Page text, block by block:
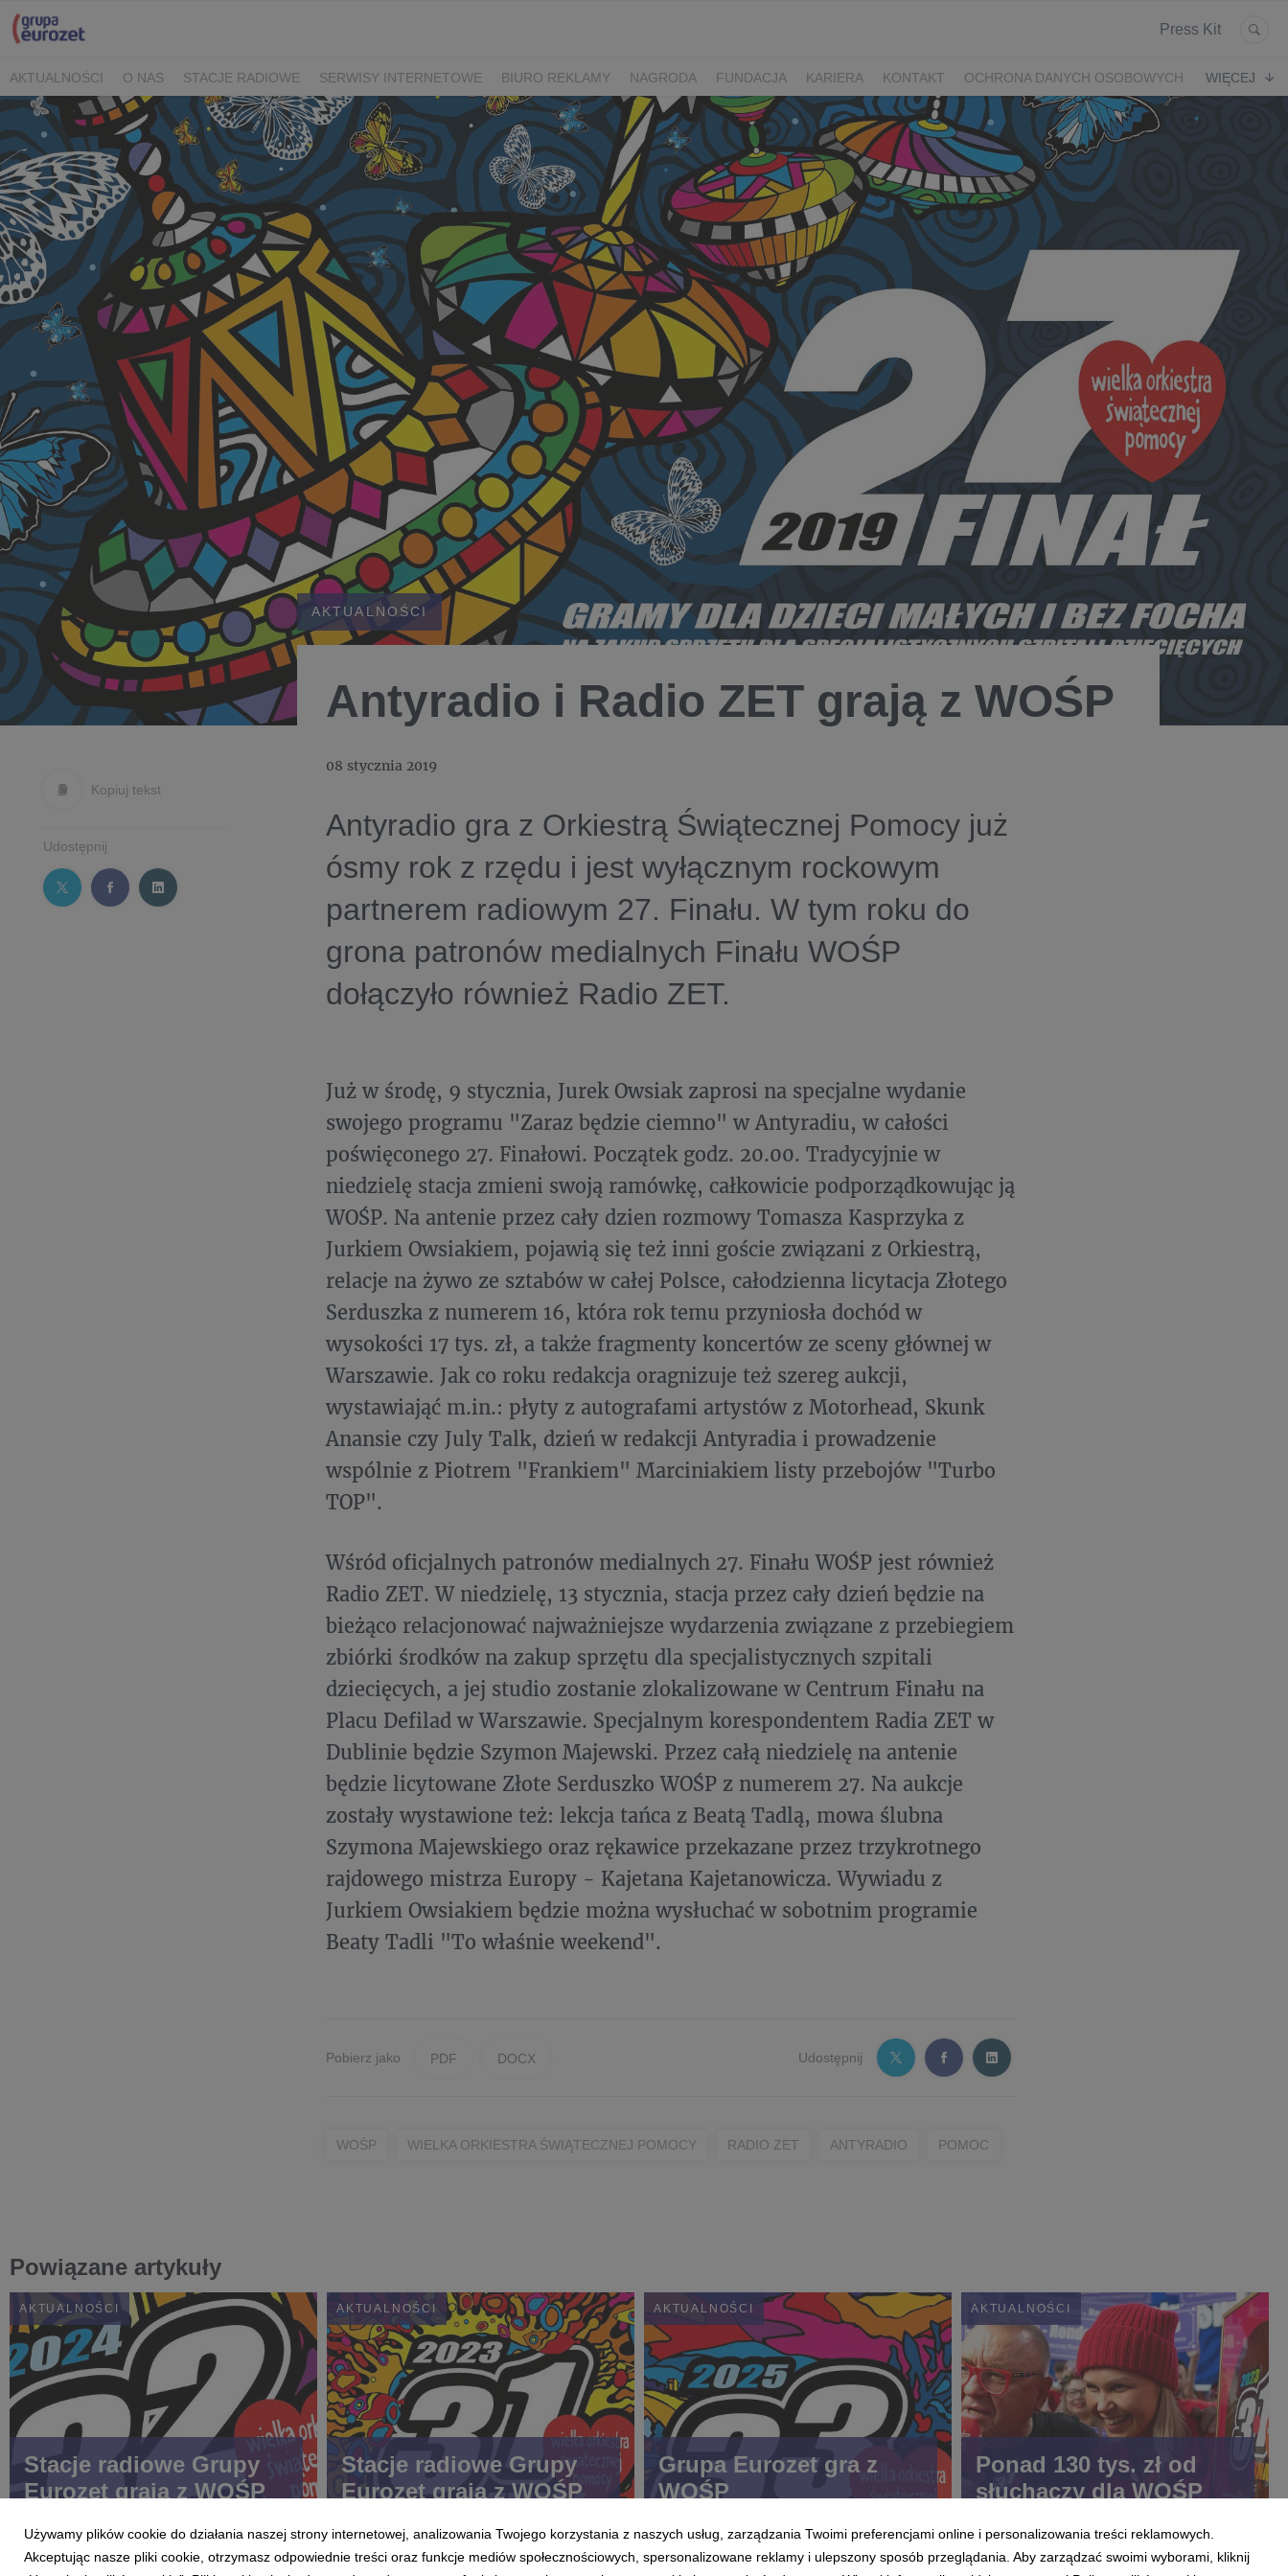
Press Kit
AKTUALNOŚCI O NAS STACJE RADIOWE SERWISY INTERNETOWE BIURO REKLAMY NAGRODA FUNDACJA KARIERA KONTAKT
OCHRONA DANYCH OSOBOWYCH
POLITYKA PRYWATNOŚCI
WIĘCEJ
Kopiuj tekst
Udostępnij
AKTUALNOŚCI
Antyradio i Radio ZET grają z WOŚP
08 stycznia 2019
Antyradio gra z Orkiestrą Świątecznej Pomocy już
ósmy rok z rzędu i jest wyłącznym rockowym
partnerem radiowym 27. Finału. W tym roku do
grona patronów medialnych Finału WOŚP
dołączyło również Radio ZET.
Już w środę, 9 stycznia, Jurek Owsiak zaprosi na specjalne wydanie
swojego programu "Zaraz będzie ciemno" w Antyradiu, w całości
poświęconego 27. Finałowi. Początek godz. 20.00. Tradycyjnie w
niedzielę stacja zmieni swoją ramówkę, całkowicie podporządkowując ją
WOŚP. Na antenie przez cały dzien rozmowy Tomasza Kasprzyka z
Jurkiem Owsiakiem, pojawią się też inni goście związani z Orkiestrą,
relacje na żywo ze sztabów w całej Polsce, całodzienna licytacja Złotego
Serduszka z numerem 16, która rok temu przyniosła dochód w
wysokości 17 tys. zł, a także fragmenty koncertów ze sceny głównej w
Warszawie. Jak co roku redakcja oragnizuje też szereg aukcji,
wystawiająć m.in.: płyty z autografami artystów z Motorhead, Skunk
Anansie czy July Talk, dzień w redakcji Antyradia i prowadzenie
wspólnie z Piotrem "Frankiem" Marciniakiem listy przebojów "Turbo
TOP".
Wśród oficjalnych patronów medialnych 27. Finału WOŚP jest również
Radio ZET. W niedzielę, 13 stycznia, stacja przez cały dzień będzie na
bieżąco relacjonować najważniejsze wydarzenia związane z przebiegiem
zbiórki środków na zakup sprzętu dla specjalistycznych szpitali
dziecięcych, a jej studio zostanie zlokalizowane w Centrum Finału na
Placu Defilad w Warszawie. Specjalnym korespondentem Radia ZET w
Dublinie będzie Szymon Majewski. Przez całą niedzielę na antenie
będzie licytowane Złote Serduszko WOŚP z numerem 27. Na aukcje
zostały wystawione też: lekcja tańca z Beatą Tadlą, mowa ślubna
Szymona Majewskiego oraz rękawice przekazane przez trzykrotnego
rajdowego mistrza Europy - Kajetana Kajetanowicza. Wywiadu z
Jurkiem Owsiakiem będzie można wysłuchać w sobotnim programie
Beaty Tadli "To właśnie weekend".
Pobierz jako PDF DOCX Udostępnij
WOŚP WIELKA ORKIESTRA ŚWIĄTECZNEJ POMOCY RADIO ZET ANTYRADIO POMOC
Powiązane artykuły
AKTUALNOŚCI
Stacje radiowe Grupy
Eurozet grają z WOŚP
AKTUALNOŚCI
Stacje radiowe Grupy
Eurozet grają z WOŚP
AKTUALNOŚCI
Grupa Eurozet gra z
WOŚP
AKTUALNOŚCI
Ponad 130 tys. zł od
słuchaczy dla WOŚP
Używamy plików cookie do działania naszej strony internetowej, analizowania Twojego korzystania z naszych usług, zarządzania Twoimi preferencjami online i personalizowania treści reklamowych.
Akceptując nasze pliki cookie, otrzymasz odpowiednie treści oraz funkcje mediów społecznościowych, spersonalizowane reklamy i ulepszony sposób przeglądania. Aby zarządzać swoimi wyborami, kliknij